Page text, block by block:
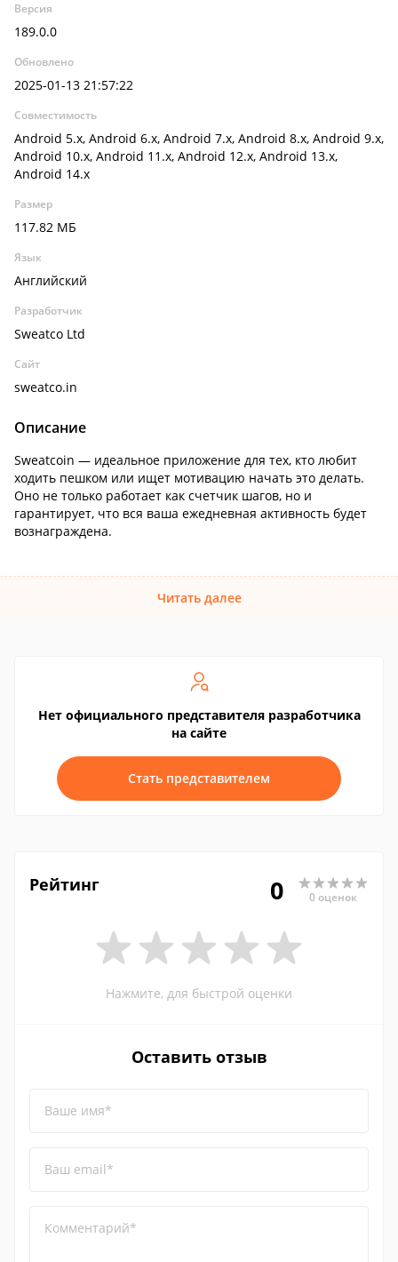
Версия
189.0.0
Обновлено
2025-01-13 21:57:22
Совместимость
Android 5.x, Android 6.x, Android 7.x, Android 8.x, Android 9.x,
Android 10.x, Android 11.x, Android 12.x, Android 13.x,
Android 14.x
Размер
117.82 МБ
Язык
Английский
Разработчик
Sweatco Ltd
Сайт
sweatco.in
Описание
Sweatcoin — идеальное приложение для тех, кто любит
ходить пешком или ищет мотивацию начать это делать.
Оно не только работает как счетчик шагов, но и
гарантирует, что вся ваша ежедневная активность будет
вознаграждена.
Читать далее
Нет официального представителя разработчика
на сайте
Стать представителем
Рейтинг 0 0 оценок
Нажмите, для быстрой оценки
Оставить отзыв
Ваше имя*
Ваш email*
Комментарий*